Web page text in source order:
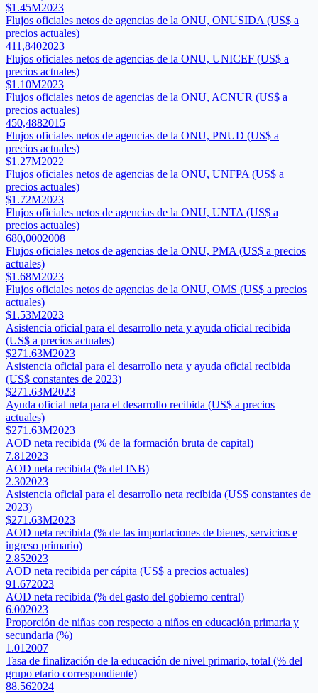
$1.45M2023
Flujos oficiales netos de agencias de la ONU, ONUSIDA (US$ a
precios actuales)
411,8402023
Flujos oficiales netos de agencias de la ONU, UNICEF (US$ a
precios actuales)
$1.10M2023
Flujos oficiales netos de agencias de la ONU, ACNUR (US$ a
precios actuales)
450,4882015
Flujos oficiales netos de agencias de la ONU, PNUD (US$ a
precios actuales)
$1.27M2022
Flujos oficiales netos de agencias de la ONU, UNFPA (US$ a
precios actuales)
$1.72M2023
Flujos oficiales netos de agencias de la ONU, UNTA (US$ a
precios actuales)
680,0002008
Flujos oficiales netos de agencias de la ONU, PMA (US$ a precios
actuales)
$1.68M2023
Flujos oficiales netos de agencias de la ONU, OMS (US$ a precios
actuales)
$1.53M2023
Asistencia oficial para el desarrollo neta y ayuda oficial recibida
(US$ a precios actuales)
$271.63M2023
Asistencia oficial para el desarrollo neta y ayuda oficial recibida
(US$ constantes de 2023)
$271.63M2023
Ayuda oficial neta para el desarrollo recibida (US$ a precios
actuales)
$271.63M2023
AOD neta recibida (% de la formación bruta de capital)
7.81 2023
AOD neta recibida (% del INB)
2.302023
Asistencia oficial para el desarrollo neta recibida (US$ constantes de
2023)
$271.63M2023
AOD neta recibida (% de las importaciones de bienes, servicios e
ingreso primario)
2.852023
AOD neta recibida per cápita (US$ a precios actuales)
91.672023
AOD neta recibida (% del gasto del gobierno central)
6.002023
Proporción de niñas con respecto a niños en educación primaria y
secundaria (%)
1.01 2007
Tasa de finalización de la educación de nivel primario, total (% del
grupo etario correspondiente)
88.562024